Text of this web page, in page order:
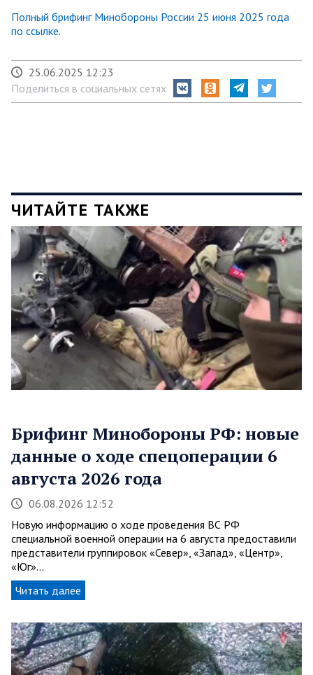
Полный брифинг Минобороны России 25 июня 2025 года
по ссылке.
25.06.2025 12:23
Поделиться в социальных сетях
ЧИТАЙТЕ ТАКЖЕ
Брифинг Минобороны РФ: новые
данные о ходе спецоперации 6
августа 2026 года
06.08.2026 12:52
Новую информацию о ходе проведения ВС РФ
специальной военной операции на 6 августа предоставили
представители группировок «Север», «Запад», «Центр»,
«Юг»…
Читать далее